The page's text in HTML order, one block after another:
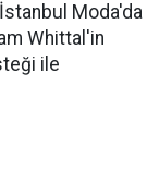
Moda'da
Whittal'in
ile